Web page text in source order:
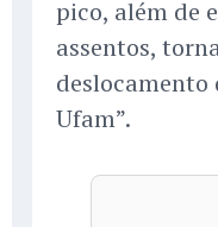
pico, além de
assentos,
deslocamento
Ufam”.